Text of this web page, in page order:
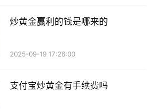
炒黄金赢利的钱是哪来的
2025-09-19 17:26:00
支付宝炒黄金有手续费吗